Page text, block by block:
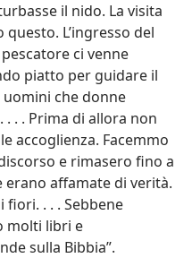
il nido. La visita
L’ingresso del
ci venne
piatto per guidare il
che donne
. . . Prima di allora non
accoglienza. Facemmo
e rimasero fino a
affamate di verità.
. . . Sebbene
molti libri e
sulla Bibbia”.